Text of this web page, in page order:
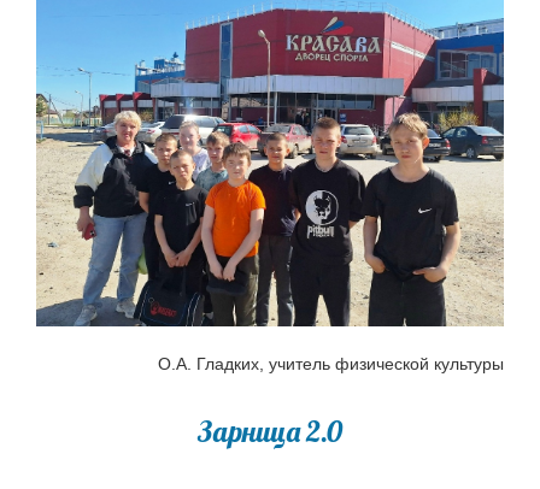
О.А. Гладких, учитель физической культуры
Зарница 2.0